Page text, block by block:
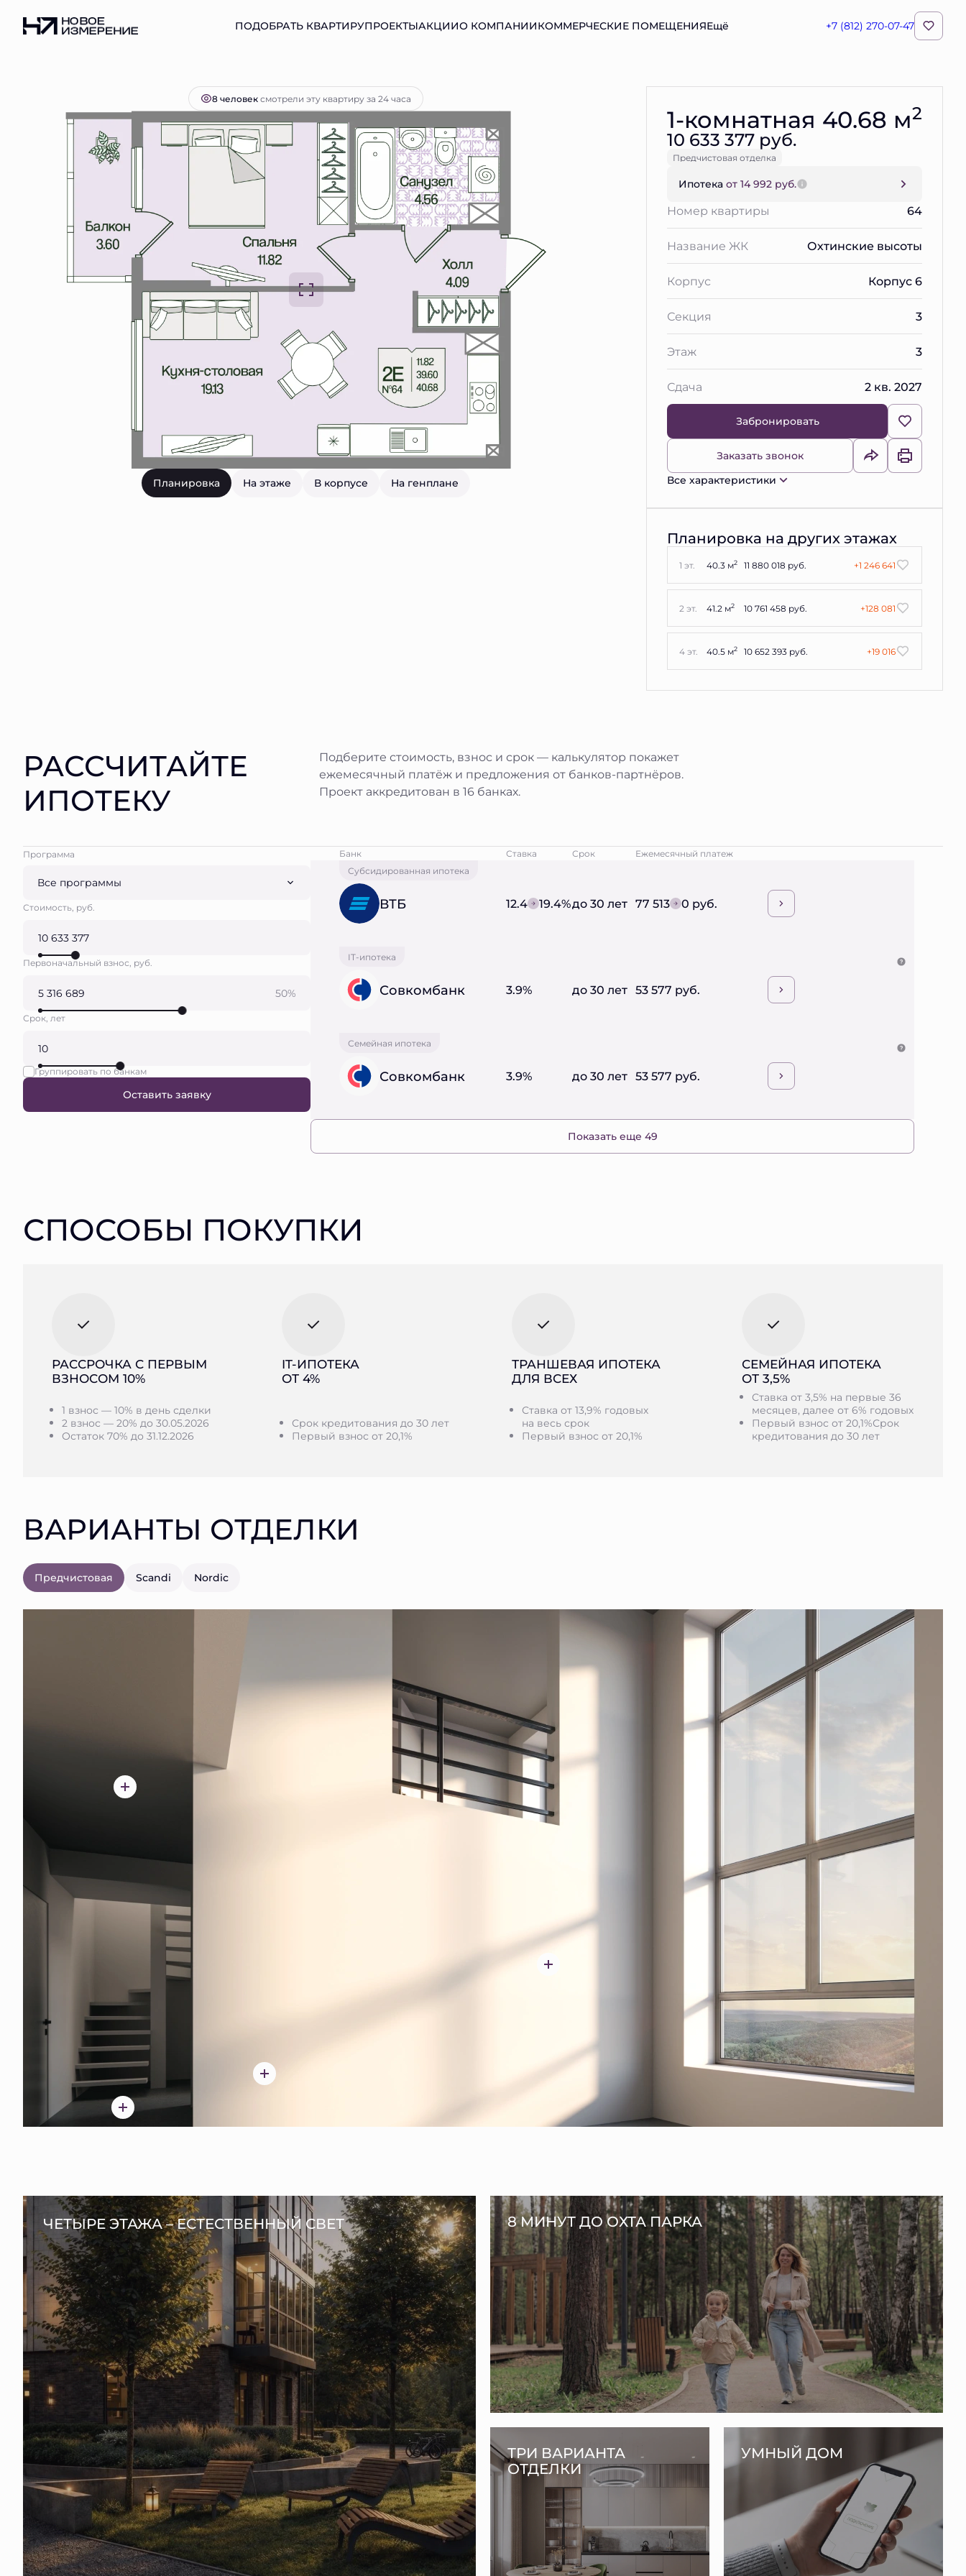
ПОДОБРАТЬ КВАРТИРУПРОЕКТЫАКЦИИО КОМПАНИИКОММЕРЧЕСКИЕ ПОМЕЩЕНИЯЕщё +7 (812) 270-07-47
1-комнатная40.68 м 10 633 377 руб.Ипотекаот 14 992 руб. Забронировать
8 человексмотрели эту квартиру за 24 часа
Планировка На этаже В корпусе На генплане
1-комнатная 40.68 м2
10 633 377 руб.
Предчистовая отделка
Ипотека от 14 992 руб.
Номер квартиры 64
Название ЖК Охтинские высоты
Корпус Корпус 6
Секция 3
Этаж 3
Сдача 2 кв. 2027
Забронировать
Заказать звонок
Все характеристики
Планировка на других этажах
1 эт. 40.3 м2 11 880 018 руб. +1 246 641
2 эт. 41.2 м2 10 761 458 руб. +128 081
4 эт. 40.5 м2 10 652 393 руб. +19 016
РАССЧИТАЙТЕ
ИПОТЕКУ
Подберите стоимость, взнос и срок — калькулятор покажет
ежемесячный платёж и предложения от банков-партнёров.
Проект аккредитован в 16 банках.
Программа
Все программы
Стоимость, руб.
Первоначальный взнос, руб.
50%
Срок, лет
Группировать по банкам
Оставить заявку
Банк Ставка Срок
Ежемесячный платеж
Субсидированная ипотека
ВТБ 12.4 19.4%до 30 лет 77 513 0 руб.
IT-ипотека
Совкомбанк 3.9% до 30 лет 53 577 руб.
Семейная ипотека
Совкомбанк 3.9% до 30 лет 53 577 руб.
Показать еще 49
СПОСОБЫ ПОКУПКИ
РАССРОЧКА С ПЕРВЫМ
ВЗНОСОМ 10%
1 взнос — 10% в день сделки
2 взнос — 20% до 30.05.2026
Остаток 70% до 31.12.2026
IT-ИПОТЕКА
ОТ 4%
Срок кредитования до 30 лет
Первый взнос от 20,1%
ТРАНШЕВАЯ ИПОТЕКА
ДЛЯ ВСЕХ
Ставка от 13,9% годовых
на весь срок
Первый взнос от 20,1%
СЕМЕЙНАЯ ИПОТЕКА
ОТ 3,5%
Ставка от 3,5% на первые 36
месяцев, далее от 6% годовых
Первый взнос от 20,1%Срок
кредитования до 30 лет
ВАРИАНТЫ ОТДЕЛКИ
Предчистовая Scandi Nordic
ЧЕТЫРЕ ЭТАЖА – ЕСТЕСТВЕННЫЙ СВЕТ 8 МИНУТ ДО ОХТА ПАРКА
ТРИ ВАРИАНТА
ОТДЕЛКИ
УМНЫЙ ДОМ